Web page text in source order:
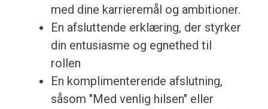
med dine karrieremål og ambitioner.
En afsluttende erklæring, der styrker
din entusiasme og egnethed til
rollen
En komplimenterende afslutning,
såsom "Med venlig hilsen" eller